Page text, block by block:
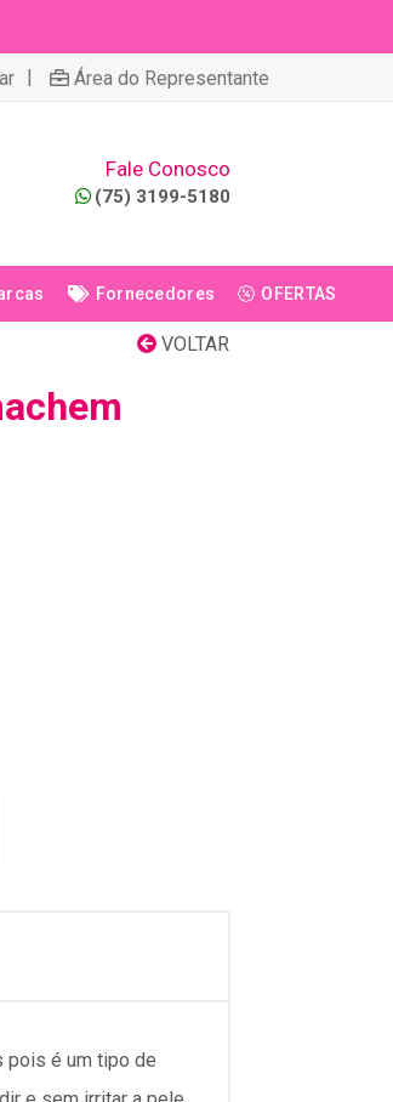
| Área do Representante
Fale Conosco
(75) 3199-5180
Fornecedores OFERTAS
VOLTAR
pois é um tipo de